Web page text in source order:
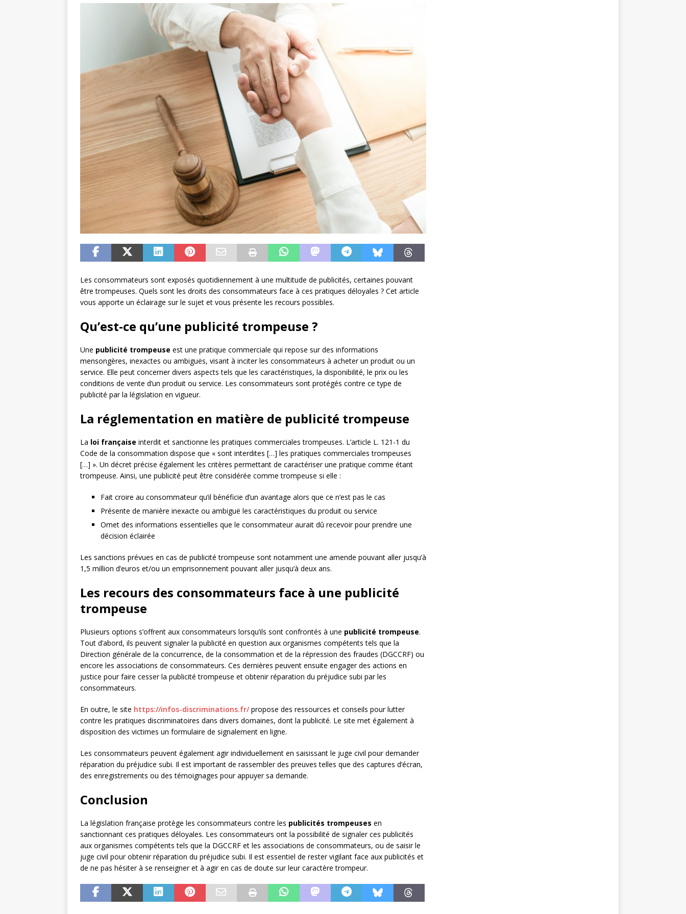
Les consommateurs sont exposés quotidiennement à une multitude de publicités, certaines pouvant
être trompeuses. Quels sont les droits des consommateurs face à ces pratiques déloyales ? Cet article
vous apporte un éclairage sur le sujet et vous présente les recours possibles.
Qu’est-ce qu’une publicité trompeuse ?
Une publicité trompeuse est une pratique commerciale qui repose sur des informations
mensongères, inexactes ou ambiguës, visant à inciter les consommateurs à acheter un produit ou un
service. Elle peut concerner divers aspects tels que les caractéristiques, la disponibilité, le prix ou les
conditions de vente d’un produit ou service. Les consommateurs sont protégés contre ce type de
publicité par la législation en vigueur.
La réglementation en matière de publicité trompeuse
La loi française interdit et sanctionne les pratiques commerciales trompeuses. L’article L. 121-1 du
Code de la consommation dispose que « sont interdites […] les pratiques commerciales trompeuses
[…] ». Un décret précise également les critères permettant de caractériser une pratique comme étant
trompeuse. Ainsi, une publicité peut être considérée comme trompeuse si elle :
Fait croire au consommateur qu’il bénéficie d’un avantage alors que ce n’est pas le cas
Présente de manière inexacte ou ambiguë les caractéristiques du produit ou service
Omet des informations essentielles que le consommateur aurait dû recevoir pour prendre une
décision éclairée
Les sanctions prévues en cas de publicité trompeuse sont notamment une amende pouvant aller jusqu’à
1,5 million d’euros et/ou un emprisonnement pouvant aller jusqu’à deux ans.
Les recours des consommateurs face à une publicité
trompeuse
Plusieurs options s’offrent aux consommateurs lorsqu’ils sont confrontés à une publicité trompeuse.
Tout d’abord, ils peuvent signaler la publicité en question aux organismes compétents tels que la
Direction générale de la concurrence, de la consommation et de la répression des fraudes (DGCCRF) ou
encore les associations de consommateurs. Ces dernières peuvent ensuite engager des actions en
justice pour faire cesser la publicité trompeuse et obtenir réparation du préjudice subi par les
consommateurs.
En outre, le site https://infos-discriminations.fr/propose des ressources et conseils pour lutter
contre les pratiques discriminatoires dans divers domaines, dont la publicité. Le site met également à
disposition des victimes un formulaire de signalement en ligne.
Les consommateurs peuvent également agir individuellement en saisissant le juge civil pour demander
réparation du préjudice subi. Il est important de rassembler des preuves telles que des captures d’écran,
des enregistrements ou des témoignages pour appuyer sa demande.
Conclusion
La législation française protège les consommateurs contre les publicités trompeuses en
sanctionnant ces pratiques déloyales. Les consommateurs ont la possibilité de signaler ces publicités
aux organismes compétents tels que la DGCCRF et les associations de consommateurs, ou de saisir le
juge civil pour obtenir réparation du préjudice subi. Il est essentiel de rester vigilant face aux publicités et
de ne pas hésiter à se renseigner et à agir en cas de doute sur leur caractère trompeur.